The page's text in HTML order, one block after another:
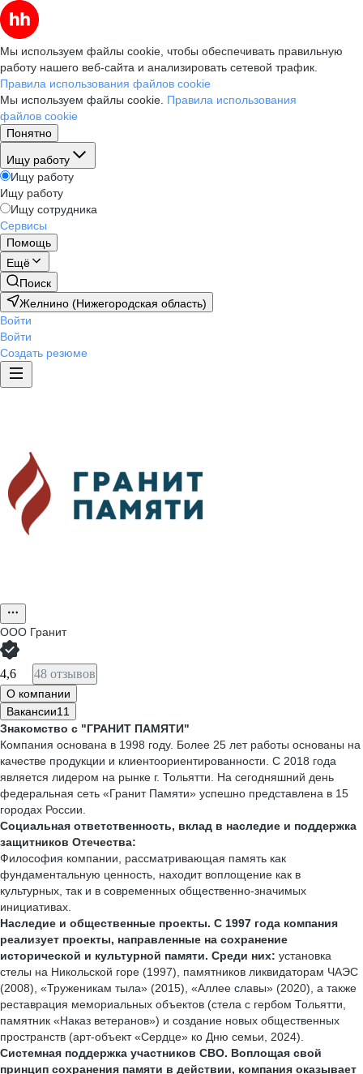
Мы используем файлы cookie, чтобы обеспечивать правильную
работу нашего веб-сайта и анализировать сетевой трафик.
Правила использования файлов cookie
Мы используем файлы cookie. Правила использования
файлов cookie
Понятно
Ищу работу
Ищу работу
Ищу работу
Ищу сотрудника
Сервисы
Помощь
Ещё
Поиск
Желнино (Нижегородская область)
Войти
Войти
Создать резюме
ООО Гранит
4,6 48 отзывов
О компании
Вакансии11
Знакомство с "ГРАНИТ ПАМЯТИ"
Компания основана в 1998 году. Более 25 лет работы основаны на
качестве продукции и клиентоориентированности. С 2018 года
является лидером на рынке г. Тольятти. На сегодняшний день
федеральная сеть «Гранит Памяти» успешно представлена в 15
городах России.
Социальная ответственность, вклад в наследие и поддержка
защитников Отечества:
Философия компании, рассматривающая память как
фундаментальную ценность, находит воплощение как в
культурных, так и в современных общественно-значимых
инициативах.
Наследие и общественные проекты. С 1997 года компания
реализует проекты, направленные на сохранение
исторической и культурной памяти. Среди них: установка
стелы на Никольской горе (1997), памятников ликвидаторам ЧАЭС
(2008), «Труженикам тыла» (2015), «Аллее славы» (2020), а также
реставрация мемориальных объектов (стела с гербом Тольятти,
памятник «Наказ ветеранов») и создание новых общественных
пространств (арт-объект «Сердце» ко Дню семьи, 2024).
Системная поддержка участников СВО. Воплощая свой
принцип сохранения памяти в действии, компания оказывает